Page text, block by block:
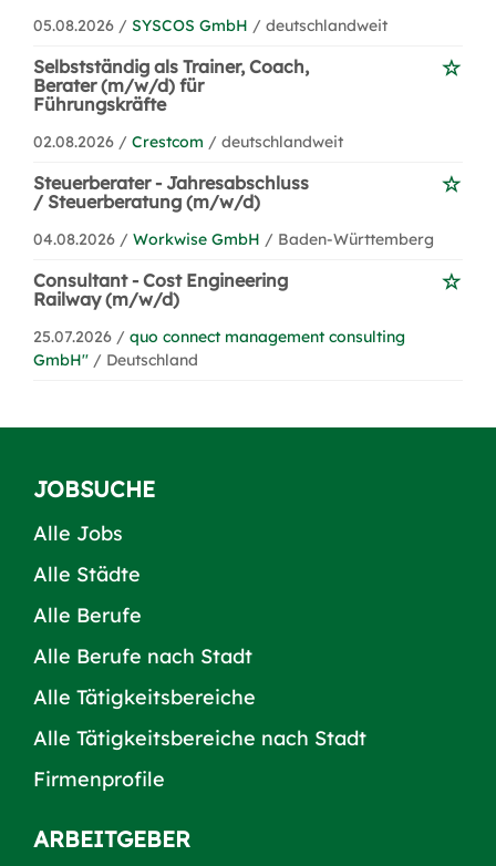
05.08.2026 / SYSCOS GmbH / deutschlandweit
Selbstständig als Trainer, Coach,
Berater (m/w/d) für
Führungskräfte
02.08.2026 / Crestcom / deutschlandweit
Steuerberater - Jahresabschluss
/ Steuerberatung (m/w/d)
04.08.2026 / Workwise GmbH / Baden-Württemberg
Consultant - Cost Engineering
Railway (m/w/d)
25.07.2026 / quo connect management consulting
GmbH'' / Deutschland
JOBSUCHE
Alle Jobs
Alle Städte
Alle Berufe
Alle Berufe nach Stadt
Alle Tätigkeitsbereiche
Alle Tätigkeitsbereiche nach Stadt
Firmenprofile
ARBEITGEBER